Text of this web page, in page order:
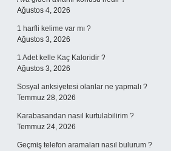
Ağustos 4, 2026
1 harfli kelime var mı ?
Ağustos 3, 2026
1 Adet kelle Kaç Kaloridir ?
Ağustos 3, 2026
Sosyal anksiyetesi olanlar ne yapmalı ?
Temmuz 28, 2026
Karabasandan nasıl kurtulabilirim ?
Temmuz 24, 2026
Geçmiş telefon aramaları nasıl bulurum ?